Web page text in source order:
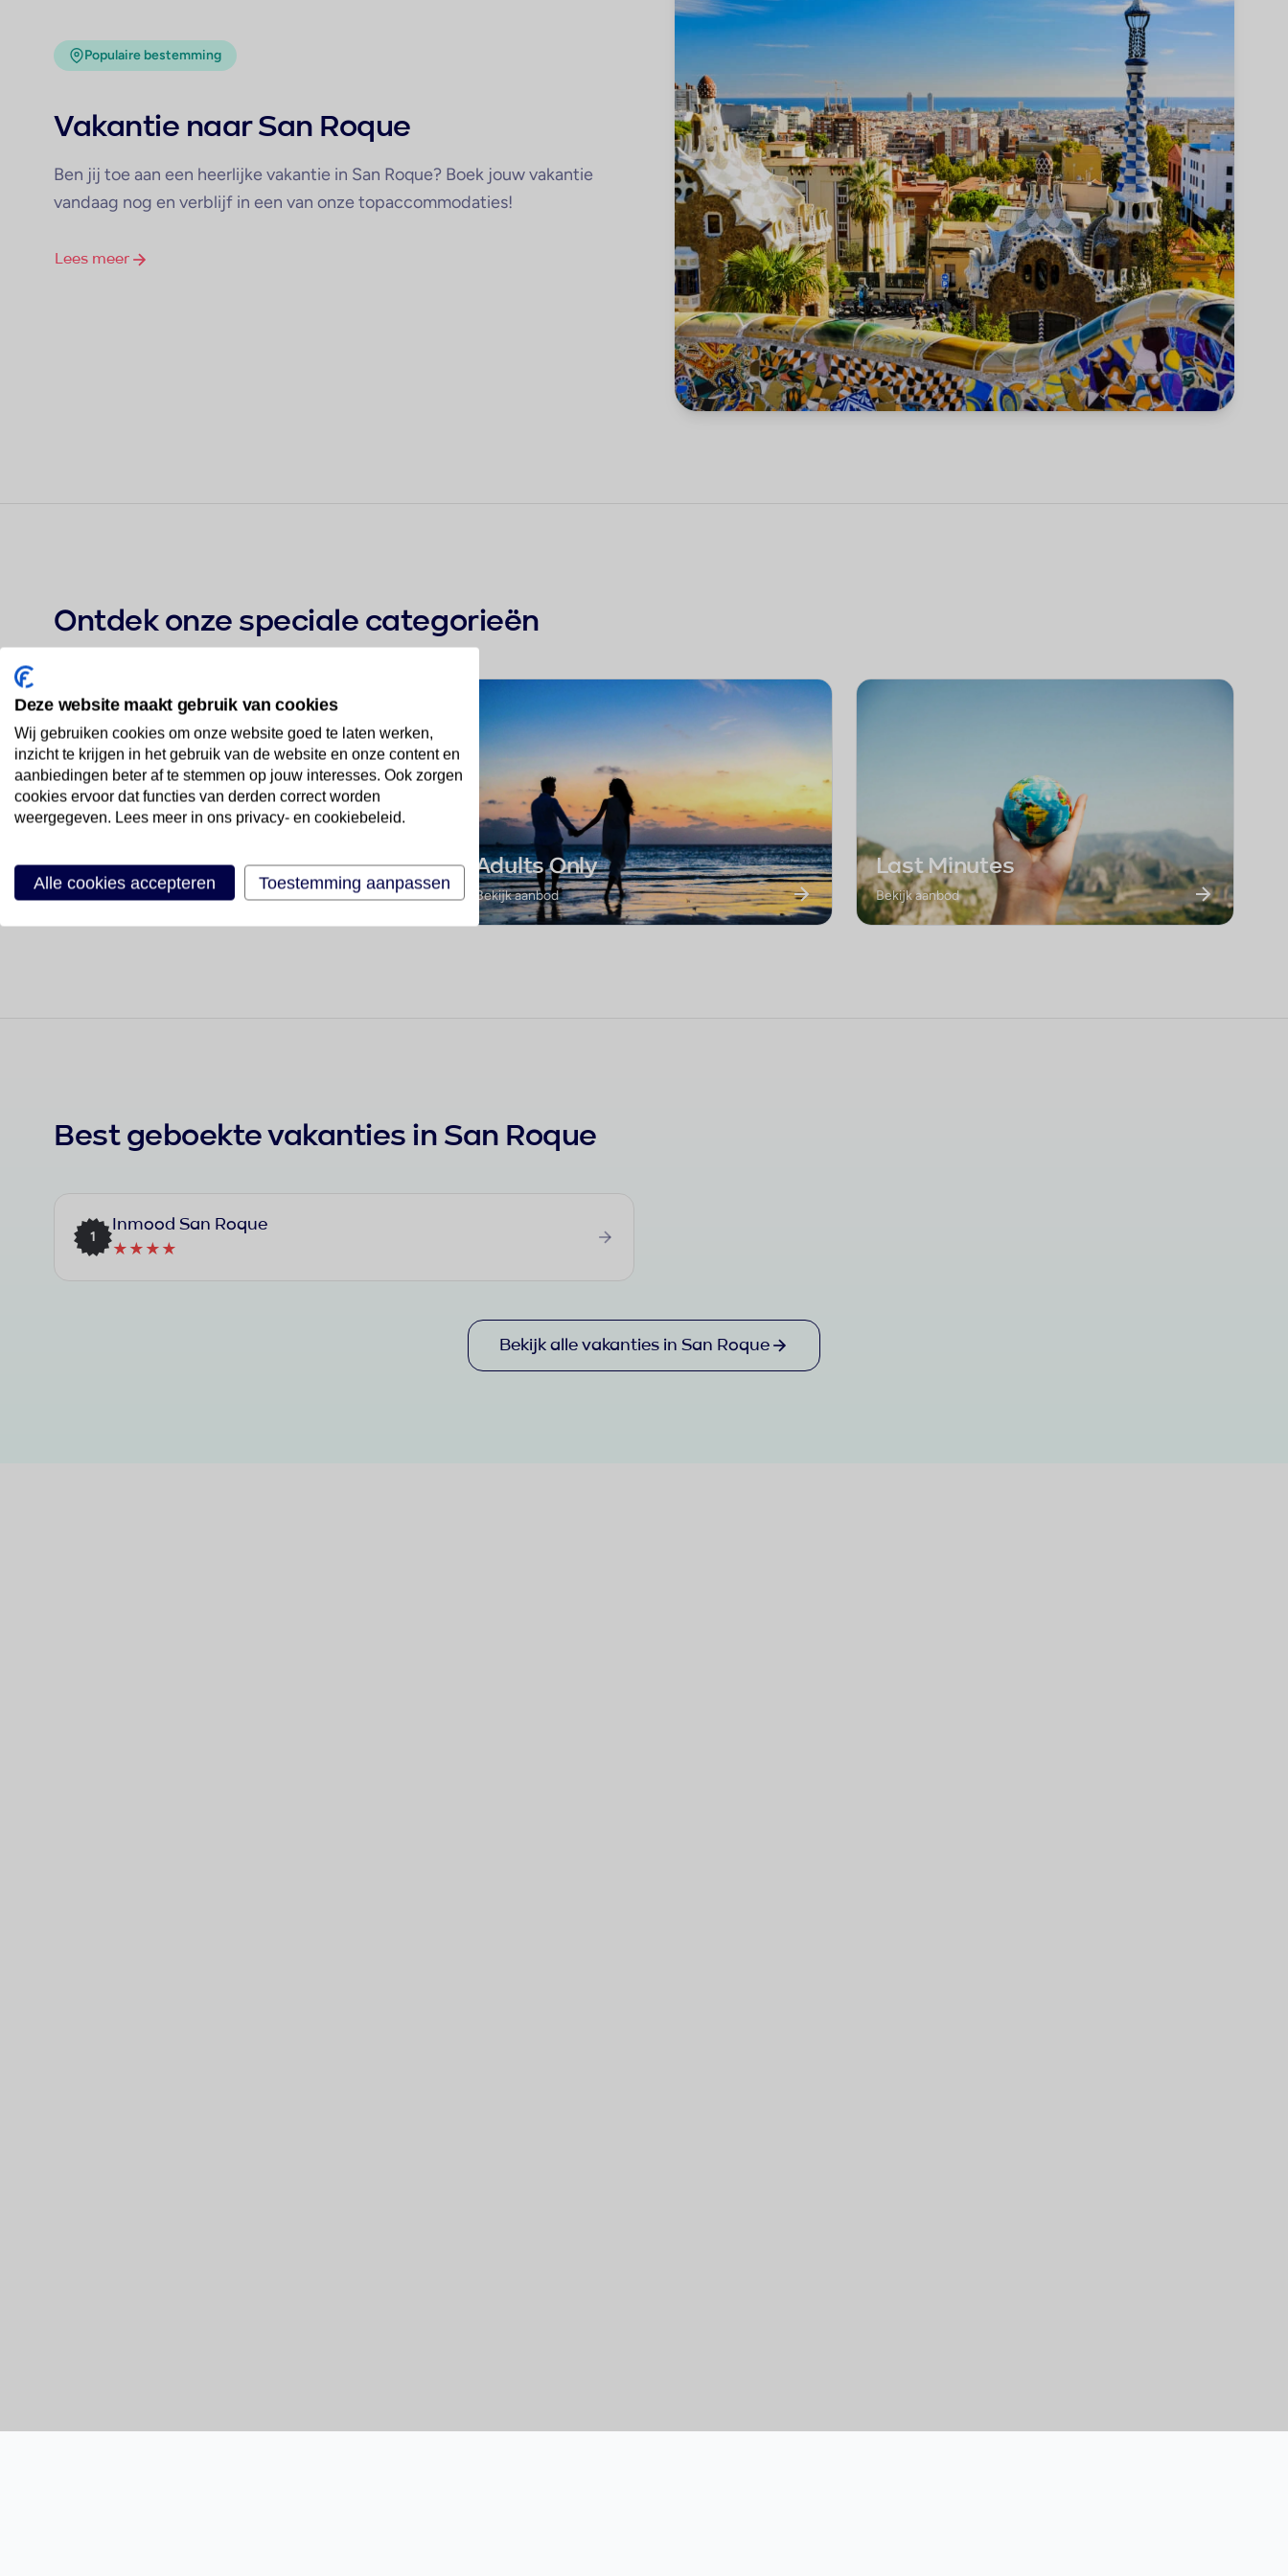
Populaire bestemming
Vakantie naar San Roque
Ben jij toe aan een heerlijke vakantie in San Roque? Boek jouw vakantie
vandaag nog en verblijf in een van onze topaccommodaties!
Lees meer
Ontdek onze speciale categorieën
All Inclusive Adults Only
Bekijk aanbod
Last Minutes
Bekijk aanbod
Best geboekte vakanties in San Roque
1
Inmood San Roque
★★★★
Bekijk alle vakanties in San Roque
Deze website maakt gebruik van cookies
Wij gebruiken cookies om onze website goed te laten werken,
inzicht te krijgen in het gebruik van de website en onze content en
aanbiedingen beter af te stemmen op jouw interesses. Ook zorgen
cookies ervoor dat functies van derden correct worden
weergegeven. Lees meer in ons privacy- en cookiebeleid.
Alle cookies accepteren Toestemming aanpassen